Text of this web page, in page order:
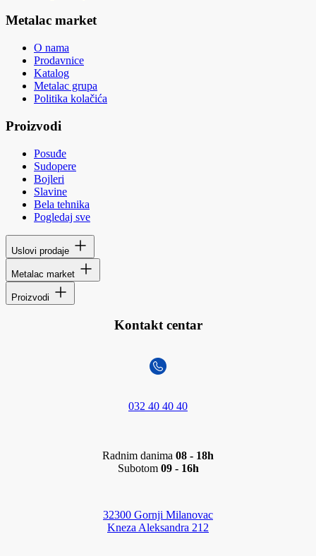
Metalac market
O nama
Prodavnice
Katalog
Metalac grupa
Politika kolačića
Proizvodi
Posuđe
Sudopere
Bojleri
Slavine
Bela tehnika
Pogledaj sve
Uslovi prodaje
Metalac market
Proizvodi
Kontakt centar
032 40 40 40
Radnim danima 08 - 18h
Subotom 09 - 16h
32300 Gornji Milanovac
Kneza Aleksandra 212